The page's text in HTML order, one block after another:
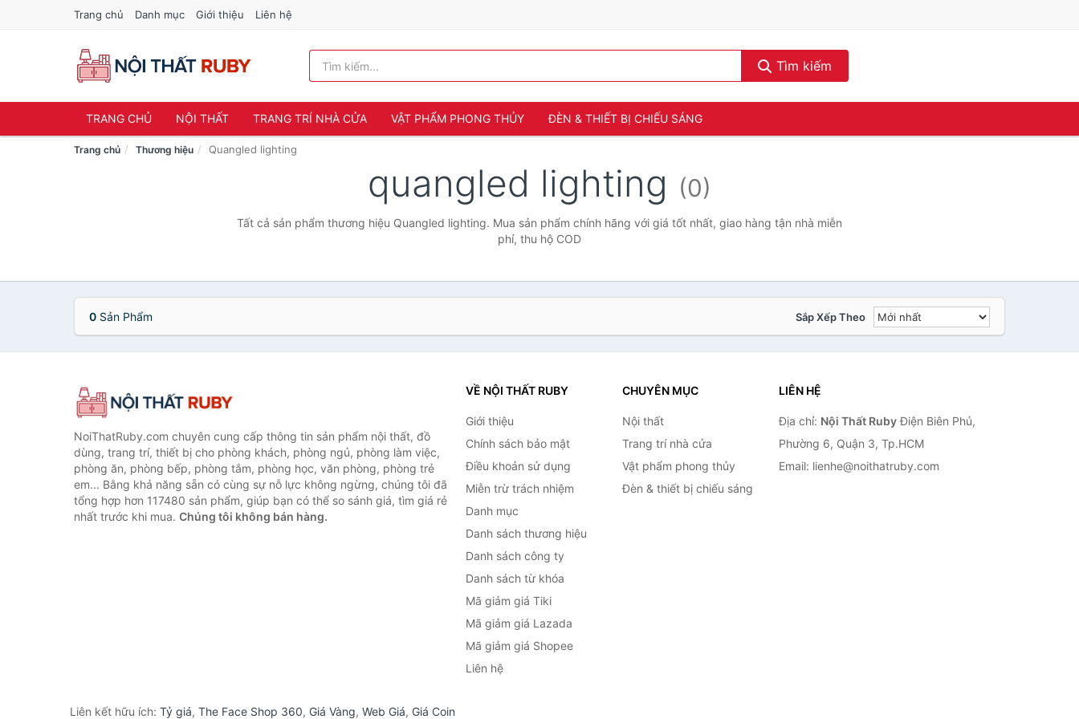
Trang chủ Danh mục Giới thiệu Liên hệ
Tìm kiếm
TRANG CHỦ NỘI THẤT TRANG TRÍ NHÀ CỬA VẬT PHẨM PHONG THỦY ĐÈN & THIẾT BỊ CHIẾU SÁNG
Trang chủ Thương hiệu Quangled lighting
quangled lighting (0)
Tất cả sản phẩm thương hiệu Quangled lighting. Mua sản phẩm chính hãng với giá tốt nhất, giao hàng tận nhà miễn
phí, thu hộ COD
0 Sản Phẩm Sắp Xếp Theo
NoiThatRuby.com chuyên cung cấp thông tin sản phẩm nội thất, đồ
dùng, trang trí, thiết bị cho phòng khách, phòng ngủ, phòng làm việc,
phòng ăn, phòng bếp, phòng tắm, phòng học, văn phòng, phòng trẻ
em... Bằng khả năng sẵn có cùng sự nỗ lực không ngừng, chúng tôi đã
tổng hợp hơn 117480 sản phẩm, giúp bạn có thể so sánh giá, tìm giá rẻ
nhất trước khi mua. Chúng tôi không bán hàng.
VỀ NỘI THẤT RUBY
Giới thiệu
Chính sách bảo mật
Điều khoản sử dụng
Miễn trừ trách nhiệm
Danh mục
Danh sách thương hiệu
Danh sách công ty
Danh sách từ khóa
Mã giảm giá Tiki
Mã giảm giá Lazada
Mã giảm giá Shopee
Liên hệ
CHUYÊN MỤC
Nội thất
Trang trí nhà cửa
Vật phẩm phong thủy
Đèn & thiết bị chiếu sáng
LIÊN HỆ
Địa chỉ: Nội Thất RubyĐiện Biên Phủ,
Phường 6, Quận 3, Tp.HCM
Email: lienhe@noithatruby.com
Liên kết hữu ích: Tỷ giá, The Face Shop 360, Giá Vàng, Web Giá, Giá Coin